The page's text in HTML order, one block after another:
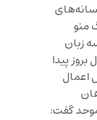
منو
زبان
پیدا
اعمال
گفت: